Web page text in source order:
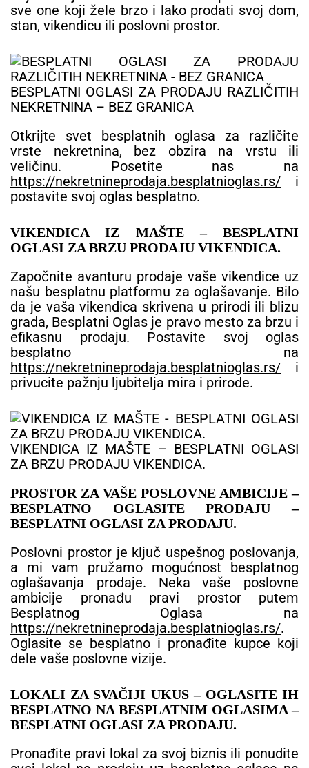
sve one koji žele brzo i lako prodati svoj dom,
stan, vikendicu ili poslovni prostor.
BESPLATNI OGLASI ZA PRODAJU RAZLIČITIH
NEKRETNINA – BEZ GRANICA
Otkrijte svet besplatnih oglasa za različite
vrste nekretnina, bez obzira na vrstu ili
veličinu. Posetite nas na
https://nekretnineprodaja.besplatnioglas.rs/ i
postavite svoj oglas besplatno.
VIKENDICA IZ MAŠTE – BESPLATNI
OGLASI ZA BRZU PRODAJU VIKENDICA.
Započnite avanturu prodaje vaše vikendice uz
našu besplatnu platformu za oglašavanje. Bilo
da je vaša vikendica skrivena u prirodi ili blizu
grada, Besplatni Oglas je pravo mesto za brzu i
efikasnu prodaju. Postavite svoj oglas
besplatno na
https://nekretnineprodaja.besplatnioglas.rs/ i
privucite pažnju ljubitelja mira i prirode.
VIKENDICA IZ MAŠTE – BESPLATNI OGLASI
ZA BRZU PRODAJU VIKENDICA.
PROSTOR ZA VAŠE POSLOVNE AMBICIJE –
BESPLATNO OGLASITE PRODAJU –
BESPLATNI OGLASI ZA PRODAJU.
Poslovni prostor je ključ uspešnog poslovanja,
a mi vam pružamo mogućnost besplatnog
oglašavanja prodaje. Neka vaše poslovne
ambicije pronađu pravi prostor putem
Besplatnog Oglasa na
https://nekretnineprodaja.besplatnioglas.rs/.
Oglasite se besplatno i pronađite kupce koji
dele vaše poslovne vizije.
LOKALI ZA SVAČIJI UKUS – OGLASITE IH
BESPLATNO NA BESPLATNIM OGLASIMA –
BESPLATNI OGLASI ZA PRODAJU.
Pronađite pravi lokal za svoj biznis ili ponudite